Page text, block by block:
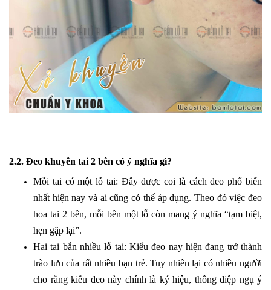
2.2. Đeo khuyên tai 2 bên có ý nghĩa gì?
Mỗi tai có một lỗ tai: Đây được coi là cách đeo phổ biến
nhất hiện nay và ai cũng có thể áp dụng. Theo đó việc đeo
hoa tai 2 bên, mỗi bên một lỗ còn mang ý nghĩa “tạm biệt,
hẹn gặp lại”.
Hai tai bắn nhiều lỗ tai: Kiểu đeo nay hiện đang trở thành
trào lưu của rất nhiều bạn trẻ. Tuy nhiên lại có nhiều người
cho rằng kiểu đeo này chính là ký hiệu, thông điệp ngụ ý